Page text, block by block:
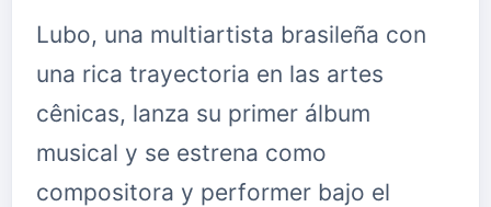
Lubo, una multiartista brasileña con
una rica trayectoria en las artes
cênicas, lanza su primer álbum
musical y se estrena como
compositora y performer bajo el